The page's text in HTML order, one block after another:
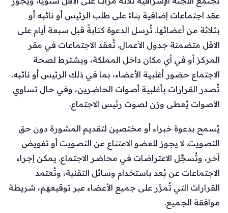
عقد اجتماعات إضافية بناءً على طلب الرئيس أو نائبه أو
بثلاثة من أعضائها. تُرسل الدعوة كتابةً قبل سبعة أيام على
الأقل متضمنة جدول الأعمال. تُعقد الاجتماعات في مقر
المركز أو في أي مكان داخل المملكة، ويشترط لصحة
الاجتماع حضور أغلبية الأعضاء، بما في ذلك الرئيس أو نائبه.
تُصدر القرارات بأغلبية أصوات الحاضرين، وفي حال تساوي
الأصوات يُعطى وزن لصوت رئيس الاجتماع.
يُسمح بدعوة خبراء أو مختصين لتقديم المشورة دون حق
التصويت. لا يجوز للعضو الامتناع عن التصويت أو تفويض
آخر، وتُسجَّل الاعتراضات في محاضر الاجتماع. يمكن إجراء
الاجتماعات عن بُعد باستخدام وسائل التقنية، وتُعتمد
القرارات التي تُمرَّر على جميع الأعضاء عبر توقيعهم، شريطة
موافقة الجميع.